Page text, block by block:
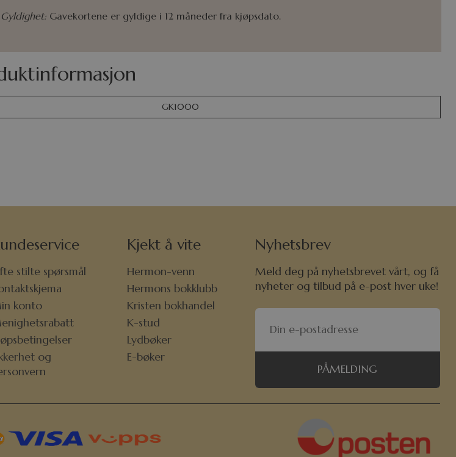
Gyldighet: Gavekortene er gyldige i 12 måneder fra kjøpsdato.
GK1000
stilte spørsmål
konto
og
Kjekt å vite
Hermon-venn
Hermons bokklubb
Kristen bokhandel
K-stud
Lydbøker
E-bøker
Nyhetsbrev
Meld deg på nyhetsbrevet vårt, og få
nyheter og tilbud på e-post hver uke!
PÅMELDING